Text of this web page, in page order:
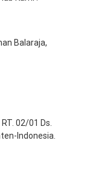
Balaraja,
02/01 Ds.
Indonesia.